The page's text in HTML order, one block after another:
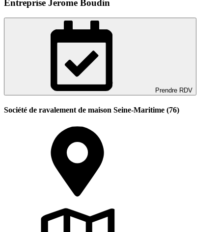
Entreprise Jerome Boudin
Prendre RDV
Société de ravalement de maison Seine-Maritime (76)